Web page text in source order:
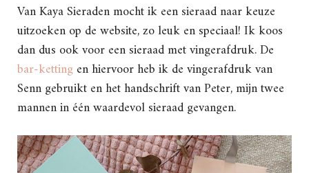
Van Kaya Sieraden mocht ik een sieraad naar keuze
uitzoeken op de website, zo leuk en speciaal! Ik koos
dan dus ook voor een sieraad met vingerafdruk. De
bar-kettingen hiervoor heb ik de vingerafdruk van
Senn gebruikt en het handschrift van Peter, mijn twee
mannen in één waardevol sieraad gevangen.